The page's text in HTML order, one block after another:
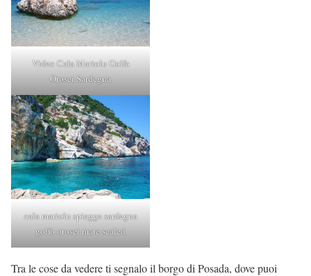
Video Cala Mariolu Golfo
Orosei Sardegna
cala mariolu spiagge sardegna
golfo orosei mare scaled
Tra le cose da vedere ti segnalo il borgo di Posada, dove puoi